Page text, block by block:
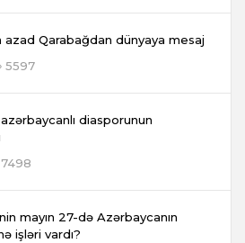
azad Qarabağdan dünyaya mesaj
5597
diasporunun
7498
mayın 27-də Azərbaycanın
işləri vardı?